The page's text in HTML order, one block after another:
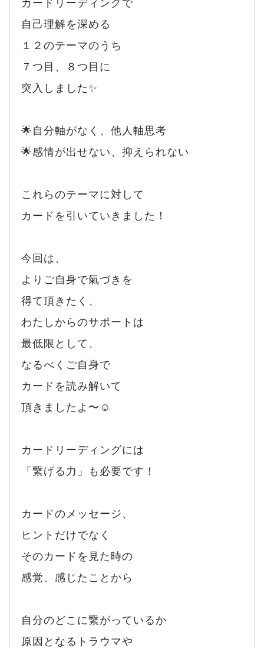
カードリーディングで
自己理解を深める
１２のテーマのうち
７つ目、８つ目に
突入しました✨
🌟自分軸がなく、他人軸思考
🌟感情が出せない、抑えられない
これらのテーマに対して
カードを引いていきました！
今回は、
よりご自身で氣づきを
得て頂きたく、
わたしからのサポートは
最低限として、
なるべくご自身で
カードを読み解いて
頂きましたよ〜☺️
カードリーディングには
「繋げる力」も必要です！
カードのメッセージ、
ヒントだけでなく
そのカードを見た時の
感覚、感じたことから
自分のどこに繋がっているか
原因となるトラウマや